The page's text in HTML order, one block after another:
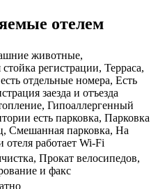
отелем
животные,
регистрации, Терраса,
отдельные номера, Есть
заезда и отъезда
Гипоаллергенный
есть парковка, Парковка
Смешанная парковка, На
отеля работает Wi-Fi
Прокат велосипедов,
и факс